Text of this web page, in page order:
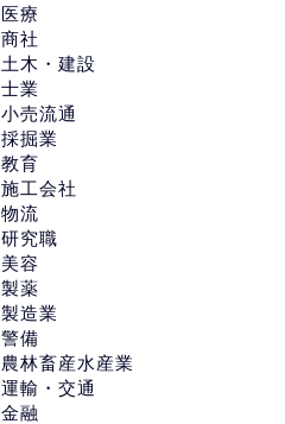
医療
商社
土木・建設
士業
小売流通
採掘業
教育
施工会社
物流
研究職
美容
製薬
製造業
警備
農林畜産水産業
運輸・交通
金融